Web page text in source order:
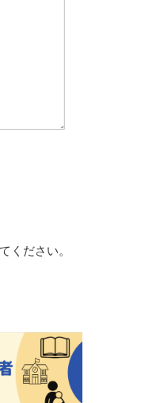
ください。